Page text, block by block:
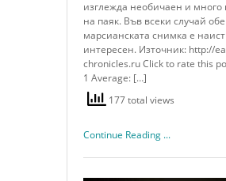
изглежда необичаен и много
на паяк. Във всеки случай
марсианската снимка е
интересен. Източник: http://
chronicles.ru Click to rate this
1 Average: […]
177 total views
Continue Reading ...